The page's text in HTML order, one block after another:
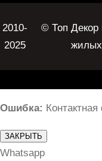
2010-
2025
© Топ Декор
жилых
Ошибка:
ЗАКРЫТЬ
Whatsapp